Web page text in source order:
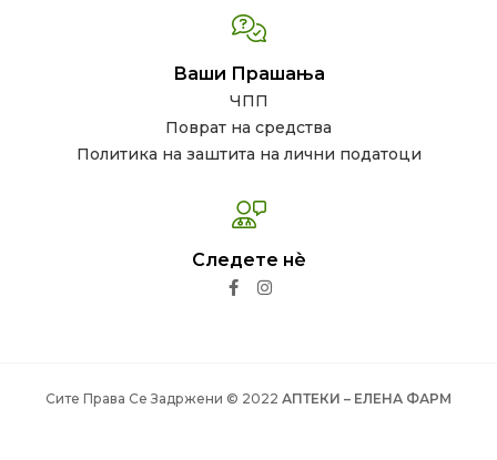
Ваши Прашања
ЧПП
Поврат на средства
Политика на заштита на лични податоци
Следете нѐ
Сите Права Се Задржени © 2022 АПТЕКИ – ЕЛЕНА ФАРМ